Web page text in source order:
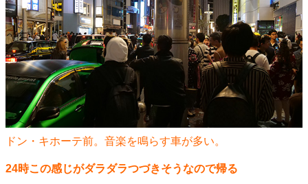
ドン・キホーテ前。音楽を鳴らす車が多い。
24時この感じがダラダラつづきそうなので帰る